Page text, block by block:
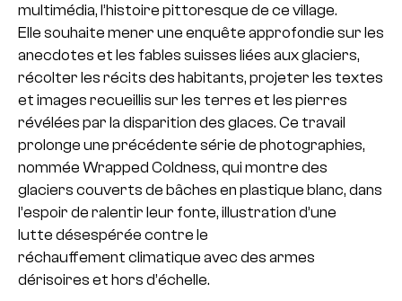
multimédia, l’histoire pittoresque de ce village.
Elle souhaite mener une enquête approfondie sur les
anecdotes et les fables suisses liées aux glaciers,
récolter les récits des habitants, projeter les textes
et images recueillis sur les terres et les pierres
révélées par la disparition des glaces. Ce travail
prolonge une précédente série de photographies,
nommée Wrapped Coldness, qui montre des
glaciers couverts de bâches en plastique blanc, dans
l’espoir de ralentir leur fonte, illustration d’une
lutte désespérée contre le
réchauffement climatique avec des armes
dérisoires et hors d’échelle.